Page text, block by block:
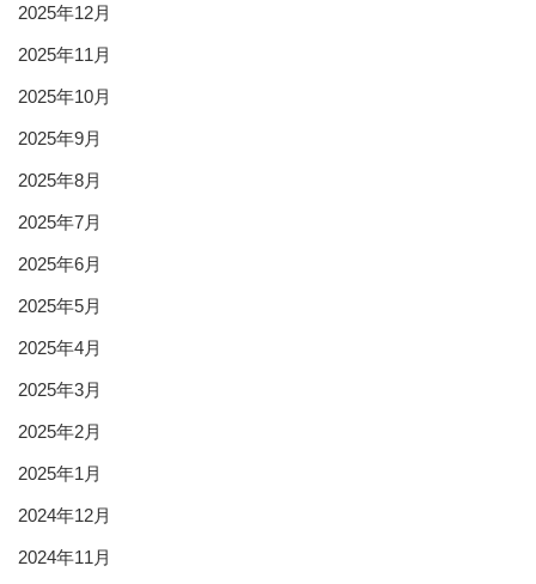
2025年12月
2025年11月
2025年10月
2025年9月
2025年8月
2025年7月
2025年6月
2025年5月
2025年4月
2025年3月
2025年2月
2025年1月
2024年12月
2024年11月